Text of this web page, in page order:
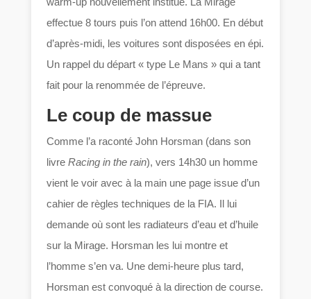
effectue 8 tours puis l’on attend 16h00. En début
d’après-midi, les voitures sont disposées en épi.
Un rappel du départ « type Le Mans » qui a tant
fait pour la renommée de l’épreuve.
Le coup de massue
Comme l’a raconté John Horsman (dans son
livreRacing in the rain), vers 14h30 un homme
vient le voir avec à la main une page issue d’un
cahier de règles techniques de la FIA. Il lui
demande où sont les radiateurs d’eau et d’huile
sur la Mirage. Horsman les lui montre et
l’homme s’en va. Une demi-heure plus tard,
Horsman est convoqué à la direction de course.